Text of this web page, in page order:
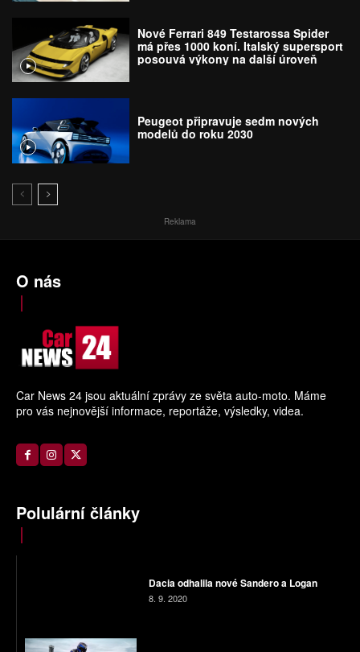
Nové Ferrari 849 Testarossa Spider
má přes 1000 koní. Italský supersport
posouvá výkony na další úroveň
Peugeot připravuje sedm nových
modelů do roku 2030
Reklama
O nás
Car News 24 jsou aktuální zprávy ze světa auto-moto. Máme
pro vás nejnovější informace, reportáže, výsledky, videa.
Polulární články
Dacia odhalila nové Sandero a Logan
8. 9. 2020